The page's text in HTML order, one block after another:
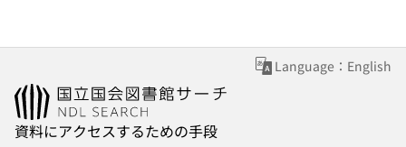
Language：English
資料にアクセスするための手段